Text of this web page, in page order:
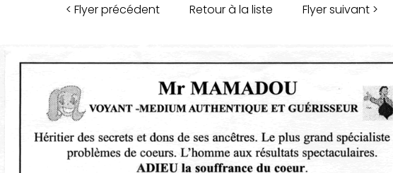
< Flyer précédent Retour à la liste Flyer suivant >